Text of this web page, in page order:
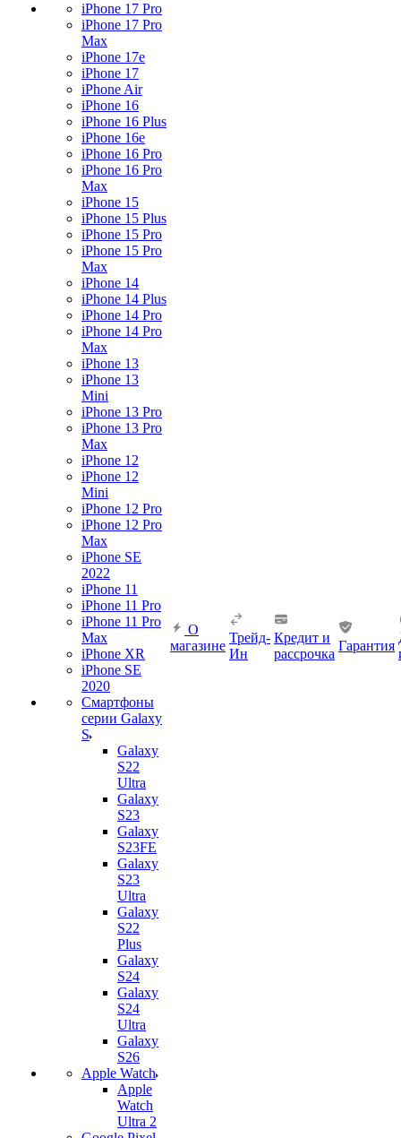
iPhone 17 Pro
iPhone 17 Pro
Max
iPhone 17e
iPhone 17
iPhone Air
iPhone 16
iPhone 16 Plus
iPhone 16e
iPhone 16 Pro
iPhone 16 Pro
Max
iPhone 15
iPhone 15 Plus
iPhone 15 Pro
iPhone 15 Pro
Max
iPhone 14
iPhone 14 Plus
iPhone 14 Pro
iPhone 14 Pro
Max
iPhone 13
iPhone 13
Mini
iPhone 13 Pro
iPhone 13 Pro
Max
iPhone 12
iPhone 12
Mini
iPhone 12 Pro
iPhone 12 Pro
Max
iPhone SE
2022
iPhone 11
iPhone 11 Pro
iPhone 11 Pro
Max
iPhone XR
iPhone SE
2020
Смартфоны
серии Galaxy
S
Galaxy
S22
Ultra
Galaxy
S23
Galaxy
S23FE
Galaxy
S23
Ultra
Galaxy
S22
Plus
Galaxy
S24
Galaxy
S24
Ultra
Galaxy
S26
Apple Watch
Apple
Watch
Ultra 2
О
магазине
Трейд-
Ин
Кредит и
рассрочка
Гарантия